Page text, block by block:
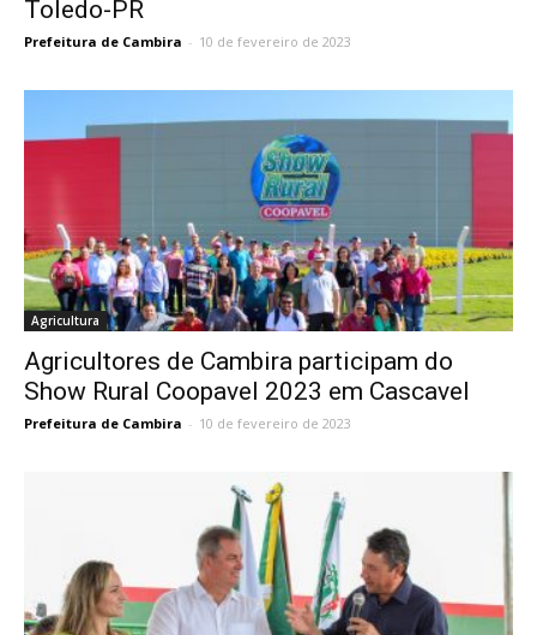
Toledo-PR
Prefeitura de Cambira - 10 de fevereiro de 2023
Agricultura
Agricultores de Cambira participam do
Show Rural Coopavel 2023 em Cascavel
Prefeitura de Cambira - 10 de fevereiro de 2023